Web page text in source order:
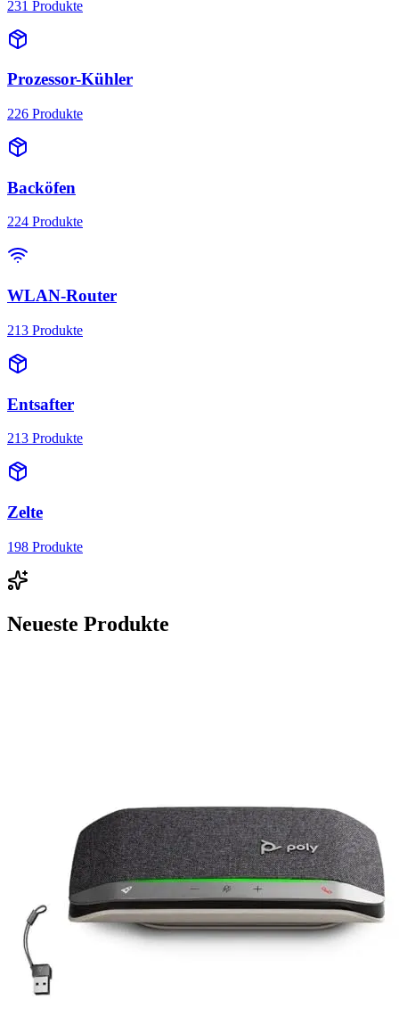
231 Produkte
Prozessor-Kühler
226 Produkte
Backöfen
224 Produkte
WLAN-Router
213 Produkte
Entsafter
213 Produkte
Zelte
198 Produkte
Neueste Produkte